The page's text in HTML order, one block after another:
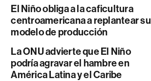
El Niño obliga a la caficultura
centroamericana a replantear su
modelo de producción
La ONU advierte que El Niño
podría agravar el hambre en
América Latina y el Caribe